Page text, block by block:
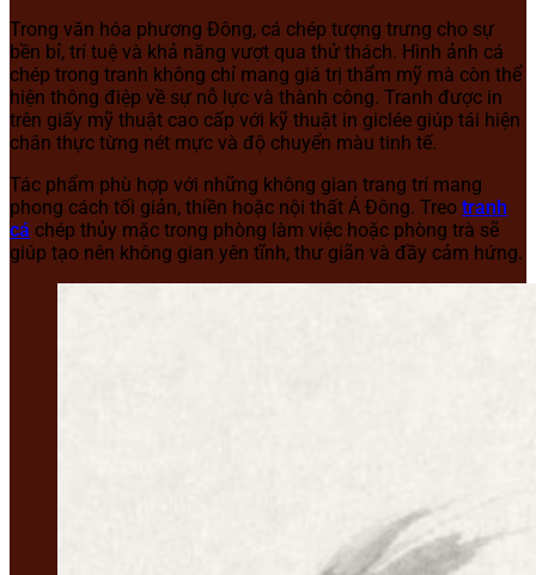
Trong văn hóa phương Đông, cá chép tượng trưng cho sự
bền bỉ, trí tuệ và khả năng vượt qua thử thách. Hình ảnh cá
chép trong tranh không chỉ mang giá trị thẩm mỹ mà còn thể
hiện thông điệp về sự nỗ lực và thành công. Tranh được in
trên giấy mỹ thuật cao cấp với kỹ thuật in giclée giúp tái hiện
chân thực từng nét mực và độ chuyển màu tinh tế.
Tác phẩm phù hợp với những không gian trang trí mang
phong cách tối giản, thiền hoặc nội thất Á Đông. Treo tranh
cá chép thủy mặc trong phòng làm việc hoặc phòng trà sẽ
giúp tạo nên không gian yên tĩnh, thư giãn và đầy cảm hứng.